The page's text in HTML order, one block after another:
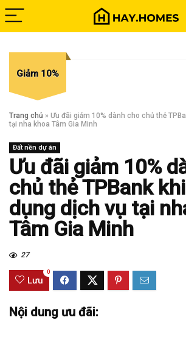
Giảm 10%
Trang chủ » Ưu đãi giảm 10% dành cho chủ thẻ
tại nha khoa Tâm Gia Minh
Đất nền dự án
Ưu đãi giảm 10%
chủ thẻ TPBank
dụng dịch vụ tại
Tâm Gia Minh
27
Lưu
0
Nội dung ưu đãi: